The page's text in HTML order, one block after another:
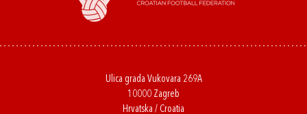
Ulica grada Vukovara 269A
10000 Zagreb
Hrvatska / Croatia